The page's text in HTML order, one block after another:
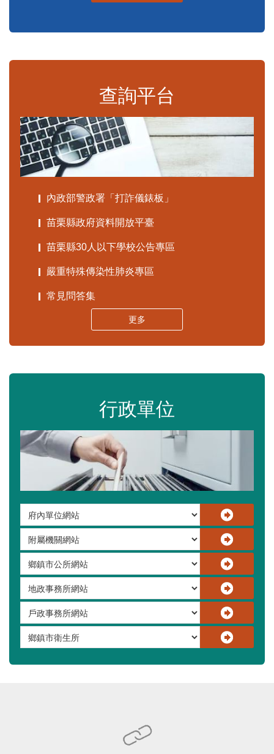
查詢平台
內政部警政署「打詐儀錶板」
苗栗縣政府資料開放平臺
苗栗縣30人以下學校公告專區
嚴重特殊傳染性肺炎專區
常見問答集
更多
行政單位